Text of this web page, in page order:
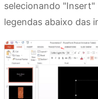
selecionando
legendas abaixo das